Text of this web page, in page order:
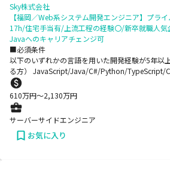
Sky株式会社
【福岡／Web系システム開発エンジニア】プラ
17h/住宅手当有/上流工程の経験〇/新卒就職人気
Javaへのキャリアチェンジ可
■必須条件
以下のいずれかの言語を用いた開発経験が5年以
る方） JavaScript/Java/C#/Python/TypeScript/
610万円〜2,130万円
サーバーサイドエンジニア
お気に入り